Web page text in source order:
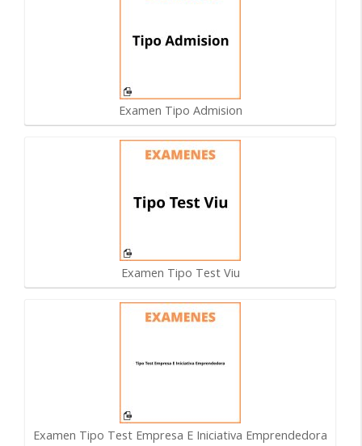
Examen Tipo Admision
Examen Tipo Test Viu
Examen Tipo Test Empresa E Iniciativa Emprendedora